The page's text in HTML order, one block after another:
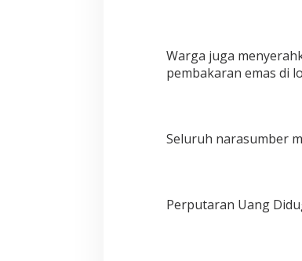
Warga juga
pembakaran emas di
Seluruh narasumber
Perputaran Uang